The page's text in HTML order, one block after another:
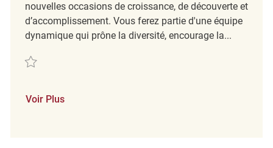
nouvelles occasions de croissance, de découverte et
d’accomplissement. Vous ferez partie d'une équipe
dynamique qui prône la diversité, encourage la...
Sauvegarder Verkäufer (m/w/d) REQ135834
Voir Plus